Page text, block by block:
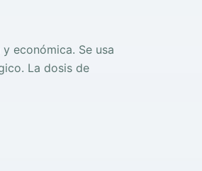
económica. Se usa
La dosis de